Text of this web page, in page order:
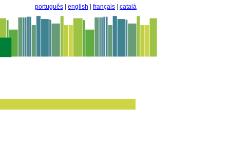
português english français català